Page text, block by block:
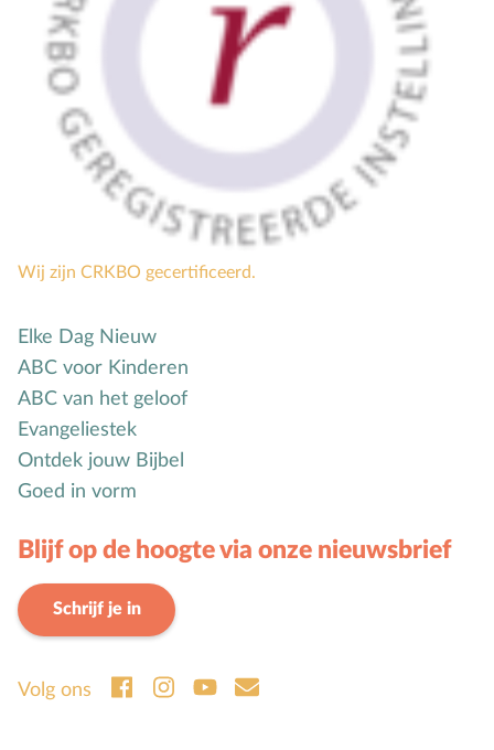
Wij zijn CRKBO gecertificeerd.
Elke Dag Nieuw
ABC voor Kinderen
ABC van het geloof
Evangeliestek
Ontdek jouw Bijbel
Goed in vorm
Blijf op de hoogte via onze nieuwsbrief
Schrijf je in
Volg ons